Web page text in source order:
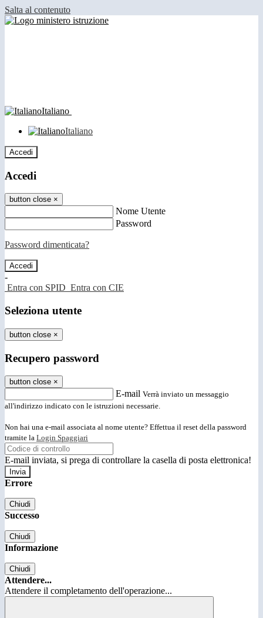
Salta al contenuto
Italiano
Italiano
Accedi
Accedi
button close ×
Nome Utente
Password
Password dimenticata?
-
Entra con SPID Entra con CIE
Seleziona utente
button close ×
Recupero password
button close ×
E-mail Verrà inviato un messaggio
all'indirizzo indicato con le istruzioni necessarie.
Non hai una e-mail associata al nome utente? Effettua il reset della password
tramite la Login Spaggiari
E-mail inviata, si prega di controllare la casella di posta elettronica!
Errore
Chiudi
Successo
Chiudi
Informazione
Chiudi
Attendere...
Attendere il completamento dell'operazione...